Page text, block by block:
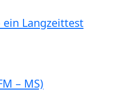
ein Langzeittest
– MS)